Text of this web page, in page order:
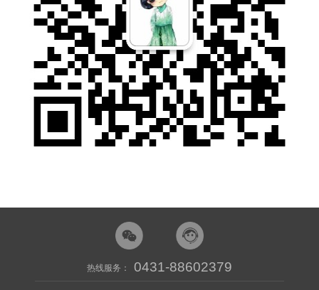
热线服务： 0431-88602379